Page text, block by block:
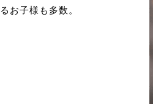
お子様も多数。